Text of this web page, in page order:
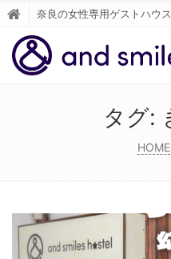
奈良の女性専用ゲストハウス
タグ:
HOME